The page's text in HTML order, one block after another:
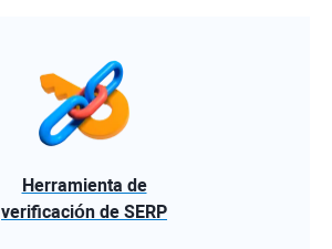
Herramienta de
verificación de SERP